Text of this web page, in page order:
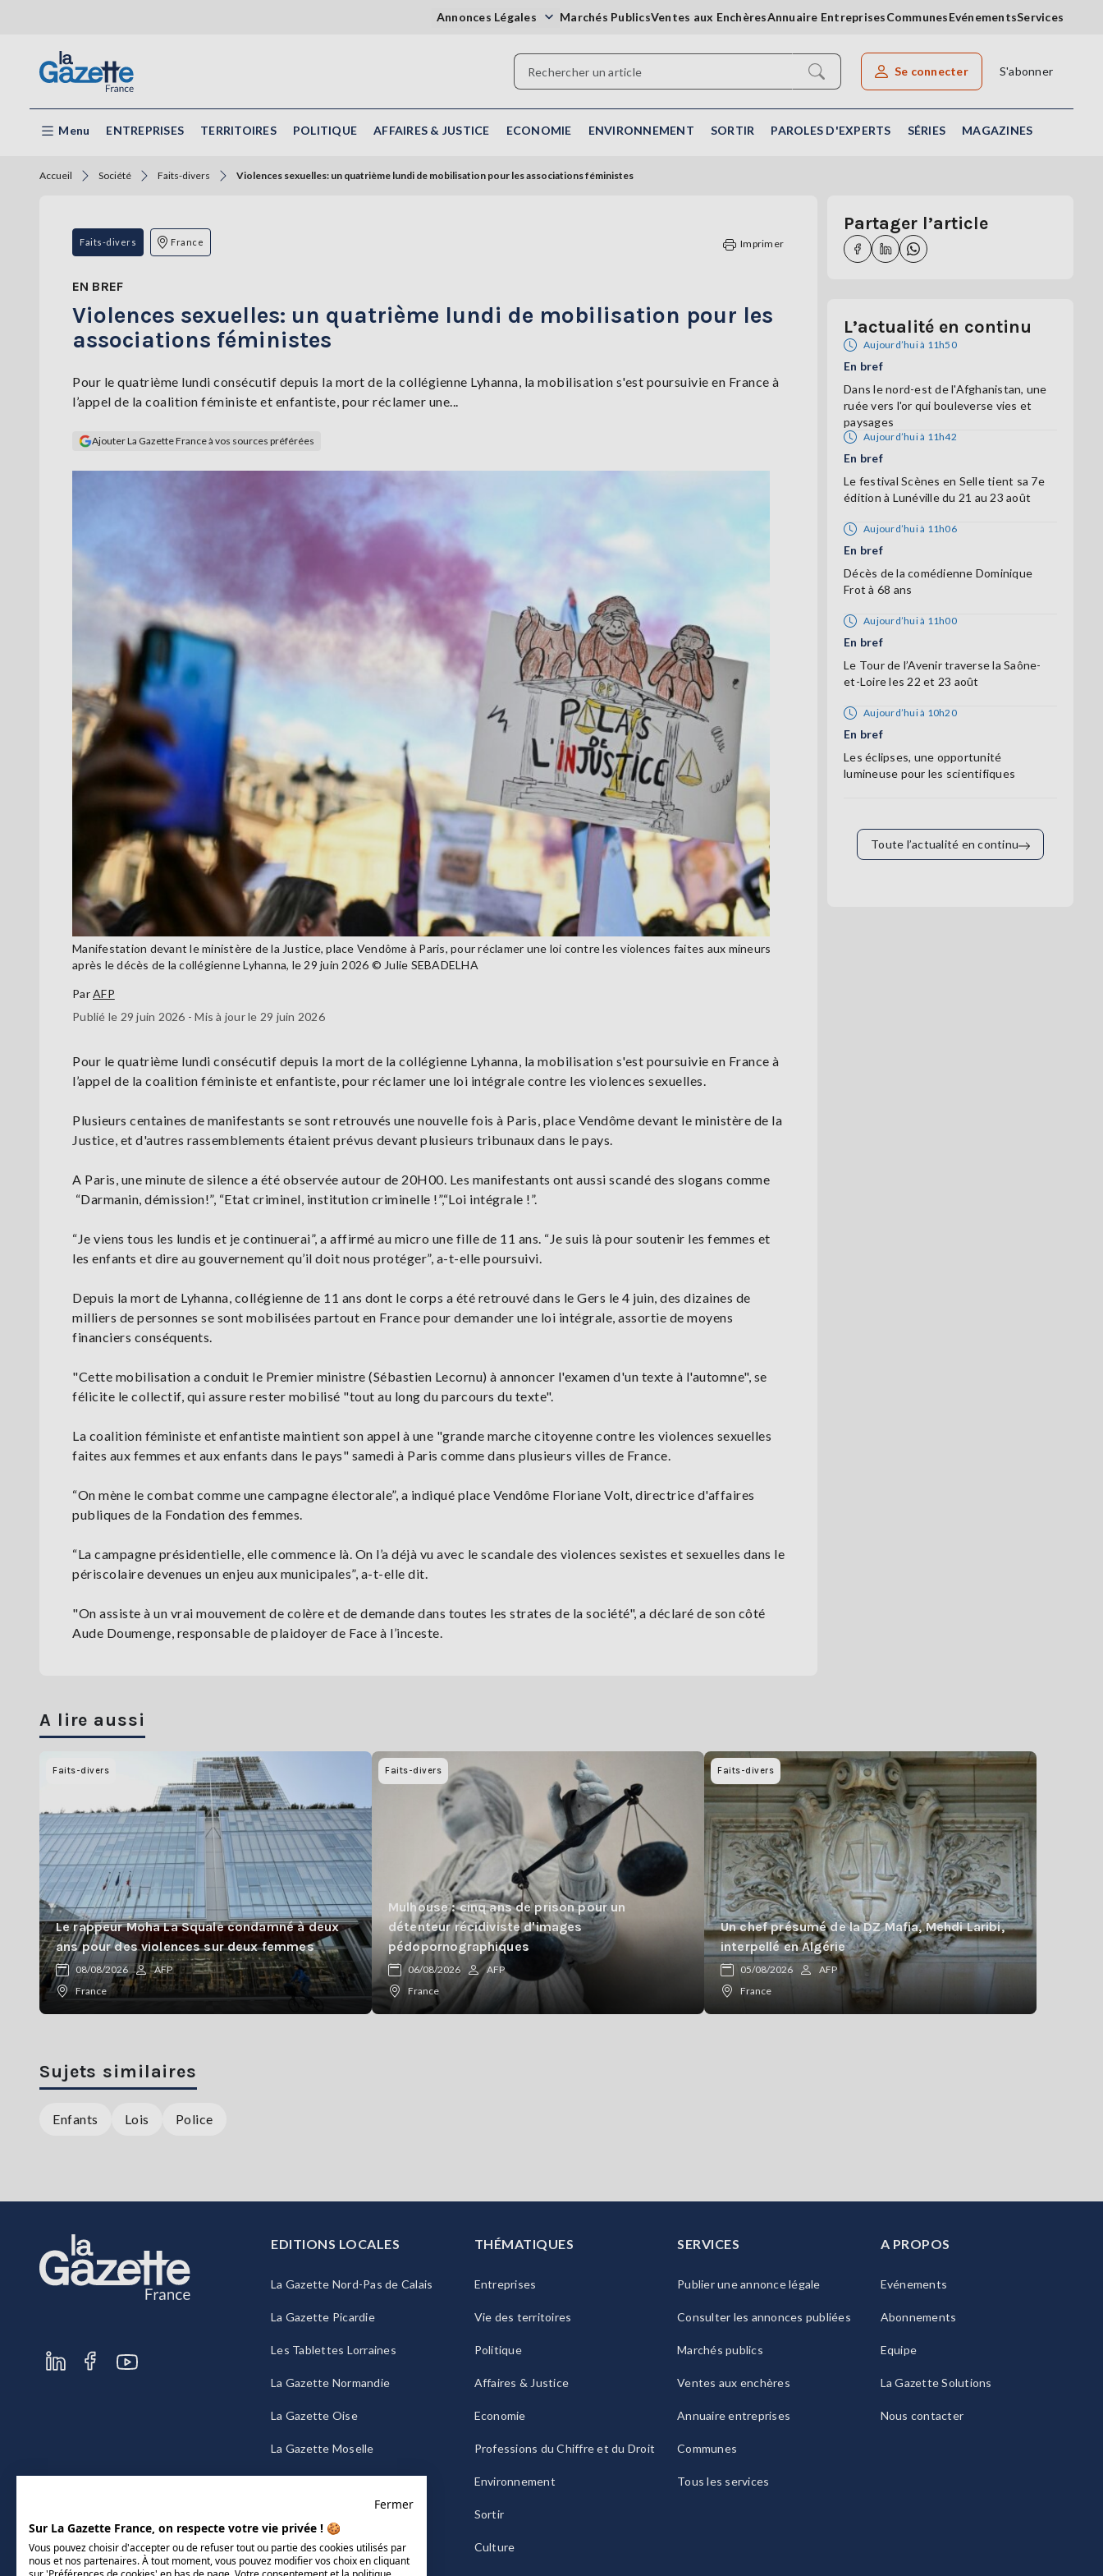
Annonces Légales Marchés PublicsVentes aux EnchèresAnnuaire EntreprisesCommunesEvénementsServices
Rechercher un article
Se connecter S'abonner
Menu ENTREPRISES TERRITOIRES POLITIQUE AFFAIRES & JUSTICE ECONOMIE ENVIRONNEMENT SORTIR PAROLES D'EXPERTS SÉRIES MAGAZINES
Accueil Société Faits-divers Violences sexuelles: un quatrième lundi de mobilisation pour les associations féministes
Faits-divers France Imprimer
EN BREF
Violences sexuelles: un quatrième lundi de mobilisation pour les
associations féministes
Pour le quatrième lundi consécutif depuis la mort de la collégienne Lyhanna, la mobilisation s'est poursuivie en France à
l’appel de la coalition féministe et enfantiste, pour réclamer une...
Ajouter La Gazette France à vos sources préférées
Manifestation devant le ministère de la Justice, place Vendôme à Paris, pour réclamer une loi contre les violences faites aux mineurs
après le décès de la collégienne Lyhanna, le 29 juin 2026 © Julie SEBADELHA
ParAFP
Publié le 29 juin 2026 - Mis à jour le 29 juin 2026
Pour le quatrième lundi consécutif depuis la mort de la collégienne Lyhanna, la mobilisation s'est poursuivie en France à
l’appel de la coalition féministe et enfantiste, pour réclamer une loi intégrale contre les violences sexuelles.
Plusieurs centaines de manifestants se sont retrouvés une nouvelle fois à Paris, place Vendôme devant le ministère de la
Justice, et d'autres rassemblements étaient prévus devant plusieurs tribunaux dans le pays.
A Paris, une minute de silence a été observée autour de 20H00. Les manifestants ont aussi scandé des slogans comme
“Darmanin, démission!”, “Etat criminel, institution criminelle !”,“Loi intégrale !”.
“Je viens tous les lundis et je continuerai”, a affirmé au micro une fille de 11 ans. “Je suis là pour soutenir les femmes et
les enfants et dire au gouvernement qu’il doit nous protéger”, a-t-elle poursuivi.
Depuis la mort de Lyhanna, collégienne de 11 ans dont le corps a été retrouvé dans le Gers le 4 juin, des dizaines de
milliers de personnes se sont mobilisées partout en France pour demander une loi intégrale, assortie de moyens
financiers conséquents.
"Cette mobilisation a conduit le Premier ministre (Sébastien Lecornu) à annoncer l'examen d'un texte à l'automne", se
félicite le collectif, qui assure rester mobilisé "tout au long du parcours du texte".
La coalition féministe et enfantiste maintient son appel à une "grande marche citoyenne contre les violences sexuelles
faites aux femmes et aux enfants dans le pays" samedi à Paris comme dans plusieurs villes de France.
“On mène le combat comme une campagne électorale”, a indiqué place Vendôme Floriane Volt, directrice d'affaires
publiques de la Fondation des femmes.
“La campagne présidentielle, elle commence là. On l’a déjà vu avec le scandale des violences sexistes et sexuelles dans le
périscolaire devenues un enjeu aux municipales”, a-t-elle dit.
"On assiste à un vrai mouvement de colère et de demande dans toutes les strates de la société", a déclaré de son côté
Aude Doumenge, responsable de plaidoyer de Face à l’inceste.
Partager l’article
L’actualité en continu
Aujourd’hui à 11h50
En bref
Dans le nord-est de l'Afghanistan, une
ruée vers l'or qui bouleverse vies et
paysages
Aujourd’hui à 11h42
En bref
Le festival Scènes en Selle tient sa 7e
édition à Lunéville du 21 au 23 août
Aujourd’hui à 11h06
En bref
Décès de la comédienne Dominique
Frot à 68 ans
Aujourd’hui à 11h00
En bref
Le Tour de l’Avenir traverse la Saône-
et-Loire les 22 et 23 août
Aujourd’hui à 10h20
En bref
Les éclipses, une opportunité
lumineuse pour les scientifiques
Toute l’actualité en continu
A lire aussi
Faits-divers
Le rappeur Moha La Squale condamné à deux
ans pour des violences sur deux femmes
08/08/2026
AFP
France
Faits-divers
Mulhouse : cinq ans de prison pour un
détenteur récidiviste d'images
pédopornographiques
06/08/2026
AFP
France
Faits-divers
Un chef présumé de la DZ Mafia, Mehdi Laribi,
interpellé en Algérie
05/08/2026
AFP
France
Sujets similaires
Enfants Lois Police
EDITIONS LOCALES
La Gazette Nord-Pas de Calais
La Gazette Picardie
Les Tablettes Lorraines
La Gazette Normandie
La Gazette Oise
La Gazette Moselle
THÉMATIQUES
Entreprises
Vie des territoires
Politique
Affaires & Justice
Economie
Professions du Chiffre et du Droit
Environnement
Sortir
Culture
SERVICES
Publier une annonce légale
Consulter les annonces publiées
Marchés publics
Ventes aux enchères
Annuaire entreprises
Communes
Tous les services
A PROPOS
Evénements
Abonnements
Equipe
La Gazette Solutions
Nous contacter
Fermer
Sur La Gazette France, on respecte votre vie privée ! 🍪
Vous pouvez choisir d'accepter ou de refuser tout ou partie des cookies utilisés par
nous et nos partenaires. À tout moment, vous pouvez modifier vos choix en cliquant